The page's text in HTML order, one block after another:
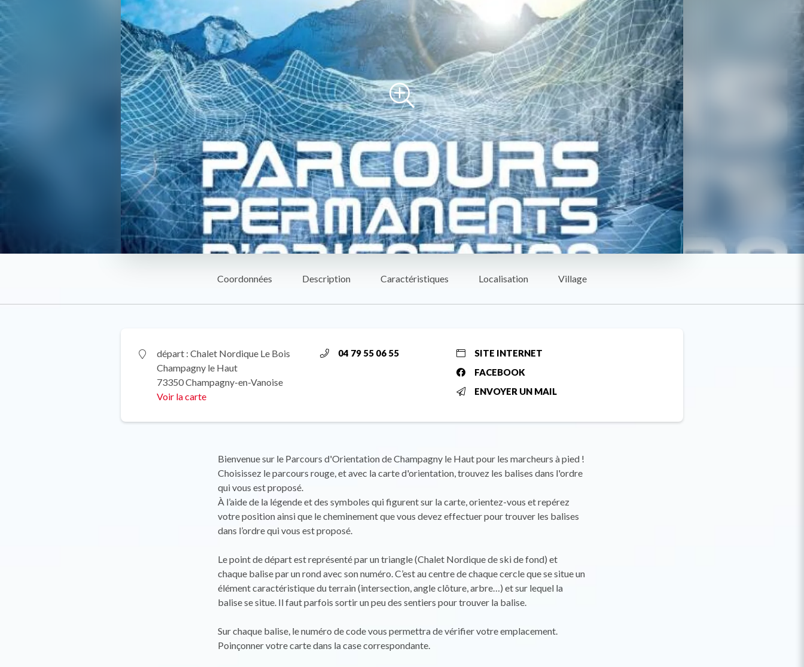
Coordonnées Description Caractéristiques Localisation Village
départ : Chalet Nordique Le Bois
Champagny le Haut
73350 Champagny-en-Vanoise
Voir la carte
04 79 55 06 55
SITE INTERNET
FACEBOOK
ENVOYER UN MAIL
Bienvenue sur le Parcours d'Orientation de Champagny le Haut pour les marcheurs à pied !
Choisissez le parcours rouge, et avec la carte d'orientation, trouvez les balises dans l'ordre
qui vous est proposé.
À l’aide de la légende et des symboles qui figurent sur la carte, orientez-vous et repérez
votre position ainsi que le cheminement que vous devez effectuer pour trouver les balises
dans l’ordre qui vous est proposé.
Le point de départ est représenté par un triangle (Chalet Nordique de ski de fond) et
chaque balise par un rond avec son numéro. C’est au centre de chaque cercle que se situe un
élément caractéristique du terrain (intersection, angle clôture, arbre…) et sur lequel la
balise se situe. Il faut parfois sortir un peu des sentiers pour trouver la balise.
Sur chaque balise, le numéro de code vous permettra de vérifier votre emplacement.
Poinçonner votre carte dans la case correspondante.